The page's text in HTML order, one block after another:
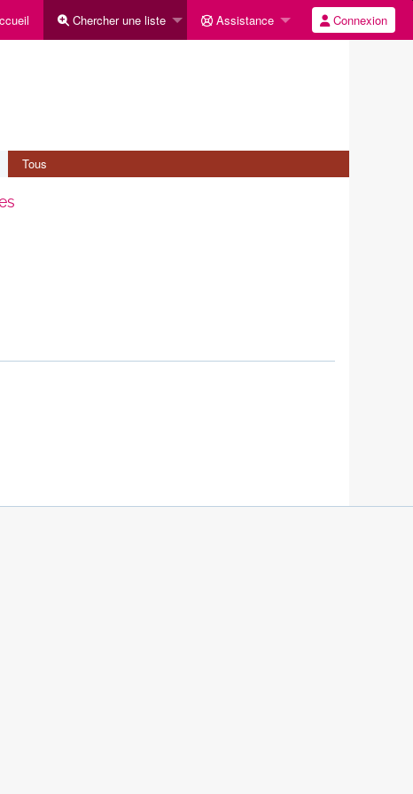
Chercher une liste Assistance Connexion
Tous